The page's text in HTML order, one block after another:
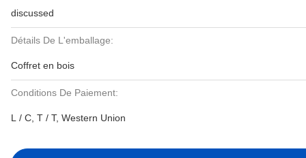
discussed
Détails De L'emballage:
Coffret en bois
Conditions De Paiement:
L / C, T / T, Western Union